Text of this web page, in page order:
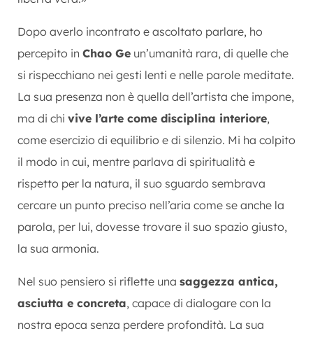
Dopo averlo incontrato e ascoltato parlare, ho
percepito in Chao Ge un’umanità rara, di quelle che
si rispecchiano nei gesti lenti e nelle parole meditate.
La sua presenza non è quella dell’artista che impone,
ma di chi vive l’arte come disciplina interiore,
come esercizio di equilibrio e di silenzio. Mi ha colpito
il modo in cui, mentre parlava di spiritualità e
rispetto per la natura, il suo sguardo sembrava
cercare un punto preciso nell’aria come se anche la
parola, per lui, dovesse trovare il suo spazio giusto,
la sua armonia.
Nel suo pensiero si riflette una saggezza antica,
asciutta e concreta, capace di dialogare con la
nostra epoca senza perdere profondità. La sua